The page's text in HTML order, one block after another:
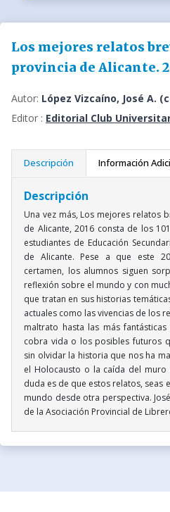
Los mejores relatos
provincia de Alicante.
Autor: López Vizcaíno, José A.
Editor : Editorial Club
Descripción Información
Descripción
Una vez más, Los mejores relatos
de Alicante, 2016 consta de los
estudiantes de Educación
de Alicante. Pese a que este
certamen, los alumnos siguen
reflexión sobre el mundo y con
que tratan en sus historias
actuales como las vivencias de los
maltrato hasta las más
cobra vida o los posibles futuros
sin olvidar la historia que nos ha
el Holocausto o la caída del
duda es de que estos relatos, seas
mundo desde otra perspectiva.
de la Asociación Provincial de